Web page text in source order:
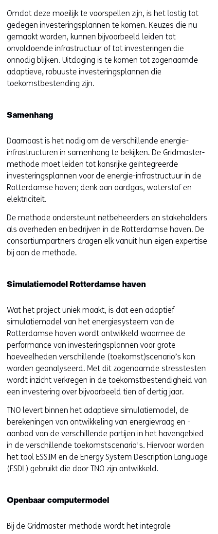
Omdat deze moeilijk te voorspellen zijn, is het lastig tot
gedegen investeringsplannen te komen. Keuzes die nu
gemaakt worden, kunnen bijvoorbeeld leiden tot
onvoldoende infrastructuur of tot investeringen die
onnodig blijken. Uitdaging is te komen tot zogenaamde
adaptieve, robuuste investeringsplannen die
toekomstbestending zijn.
Samenhang
Daarnaast is het nodig om de verschillende energie-
infrastructuren in samenhang te bekijken. De Gridmaster-
methode moet leiden tot kansrijke geïntegreerde
investeringsplannen voor de energie-infrastructuur in de
Rotterdamse haven; denk aan aardgas, waterstof en
elektriciteit.
De methode ondersteunt netbeheerders en stakeholders
als overheden en bedrijven in de Rotterdamse haven. De
consortiumpartners dragen elk vanuit hun eigen expertise
bij aan de methode.
Simulatiemodel Rotterdamse haven
Wat het project uniek maakt, is dat een adaptief
simulatiemodel van het energiesysteem van de
Rotterdamse haven wordt ontwikkeld waarmee de
performance van investeringsplannen voor grote
hoeveelheden verschillende (toekomst)scenario’s kan
worden geanalyseerd. Met dit zogenaamde stresstesten
wordt inzicht verkregen in de toekomstbestendigheid van
een investering over bijvoorbeeld tien of dertig jaar.
TNO levert binnen het adaptieve simulatiemodel, de
berekeningen van ontwikkeling van energievraag en -
aanbod van de verschillende partijen in het havengebied
in de verschillende toekomstscenario's. Hiervoor worden
het tool ESSIM en de Energy System Description Language
(ESDL) gebruikt die door TNO zijn ontwikkeld.
Openbaar computermodel
Bij de Gridmaster-methode wordt het integrale